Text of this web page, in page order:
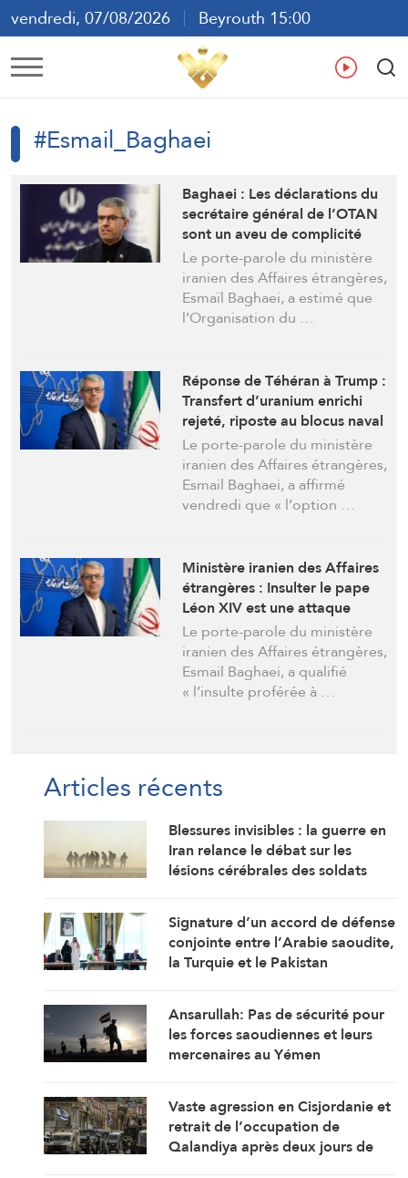
vendredi, 07/08/2026
Beyrouth 15:00
ع
#Esmail_Baghaei
Baghaei : Les déclarations du
secrétaire général de l’OTAN
sont un aveu de complicité
dans la guerre contre l’Iran
Le porte-parole du ministère
iranien des Affaires étrangères,
Esmaïl Baghaei, a estimé que
l’Organisation du …
Réponse de Téhéran à Trump :
Transfert d’uranium enrichi
rejeté, riposte au blocus naval
inévitable
Le porte-parole du ministère
iranien des Affaires étrangères,
Esmail Baghaei, a affirmé
vendredi que « l’option …
Ministère iranien des Affaires
étrangères : Insulter le pape
Léon XIV est une attaque
flagrante contre la paix et la
justice
Le porte-parole du ministère
iranien des Affaires étrangères,
Esmail Baghaei, a qualifié
« l’insulte proférée à …
Articles récents
Blessures invisibles : la guerre en
Iran relance le débat sur les
lésions cérébrales des soldats
Signature d’un accord de défense
conjointe entre l’Arabie saoudite,
la Turquie et le Pakistan
Ansarullah: Pas de sécurité pour
les forces saoudiennes et leurs
mercenaires au Yémen
Vaste agression en Cisjordanie et
retrait de l’occupation de
Qalandiya après deux jours de